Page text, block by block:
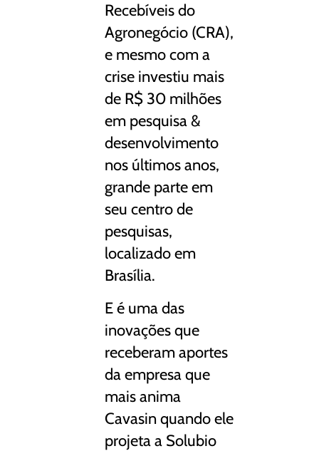
Recebíveis do
Agronegócio (CRA),
e mesmo com a
crise investiu mais
de R$ 30 milhões
em pesquisa &
desenvolvimento
nos últimos anos,
grande parte em
seu centro de
pesquisas,
localizado em
Brasília.
E é uma das
inovações que
receberam aportes
da empresa que
mais anima
Cavasin quando ele
projeta a Solubio